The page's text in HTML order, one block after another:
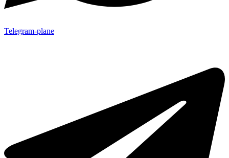
Telegram-plane